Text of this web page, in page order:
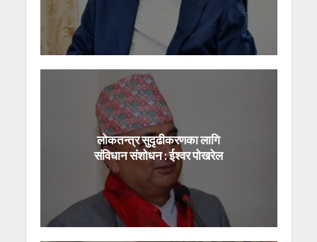
लोकतन्त्र सुदृढीकरणका लागि
संविधान संशोधन : ईश्वर पोखरेल